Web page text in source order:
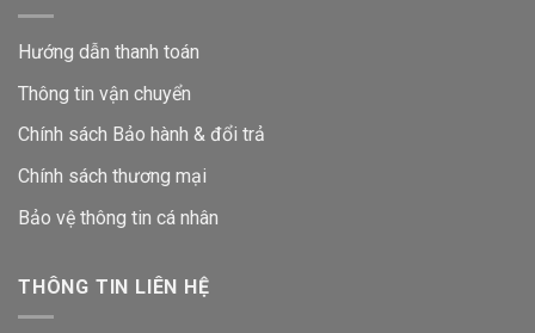
Hướng dẫn thanh toán
Thông tin vận chuyển
Chính sách Bảo hành & đổi trả
Chính sách thương mại
Bảo vệ thông tin cá nhân
THÔNG TIN LIÊN HỆ